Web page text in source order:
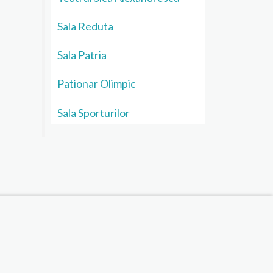
Sala Reduta
Sala Patria
Pationar Olimpic
Sala Sporturilor